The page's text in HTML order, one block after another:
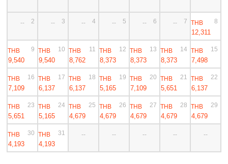
-- 2 -- 3 -- 4 -- 5 -- 6 -- 7 THB
12,311
8
THB
9,540
9 THB
9,540
10 THB
8,762
11 THB
8,373
12 THB
8,373
13 THB
8,373
14 THB
7,498
15
THB
7,109
16 THB
6,137
17 THB
6,137
18 THB
5,165
19 THB
7,109
20 THB
5,651
21 THB
6,137
22
THB
5,651
23 THB
5,165
24 THB
4,679
25 THB
4,679
26 THB
4,679
27 THB
4,679
28 THB
4,679
29
THB
4,193
30 THB
4,193
31 -- -- -- -- --